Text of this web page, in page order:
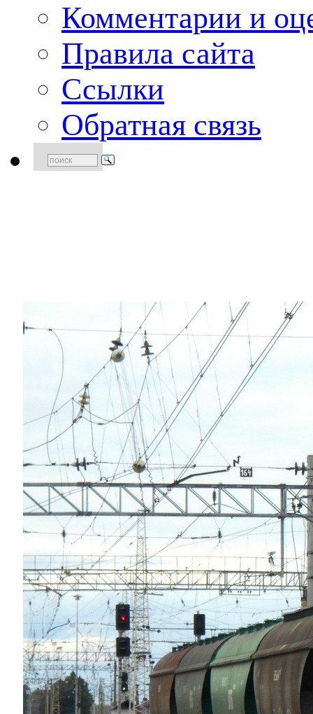
Комментарии и
Правила сайта
Ссылки
Обратная связь